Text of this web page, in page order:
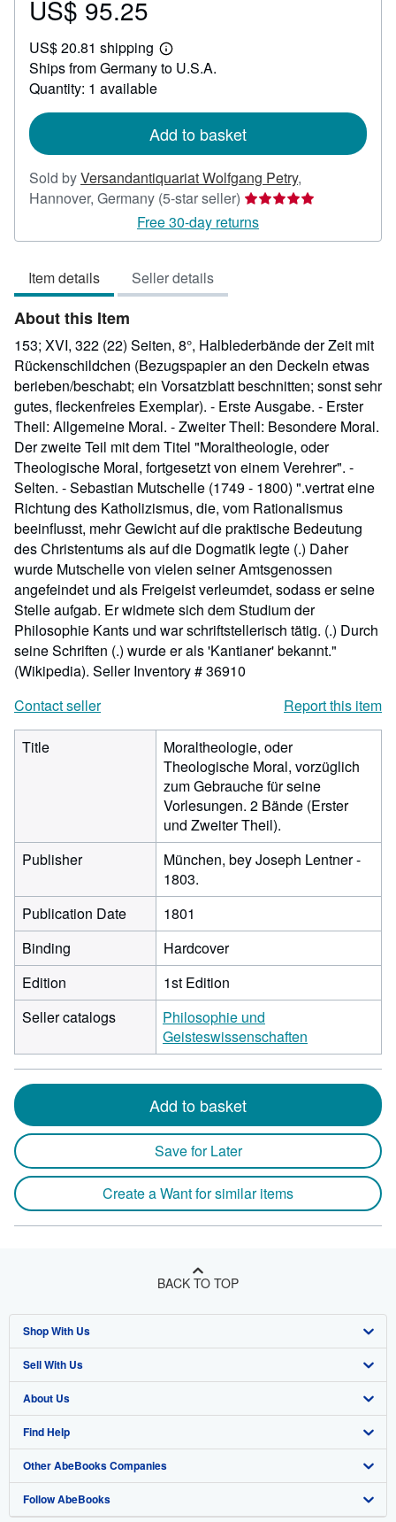
Price
95.25
US$ 95.25
US$ 20.81 shipping
Learn
more
Ships from Germany to U.S.A.
Quantity: 1 available
Add to basket
Sold byVersandantiquariat Wolfgang Petry,
Hannover, Germany (5-star seller) Seller
rating
5
Free 30-day returns
Item details Seller details
About this Item
153; XVI, 322 (22) Seiten, 8°, Halblederbände der Zeit mit
Rückenschildchen (Bezugspapier an den Deckeln etwas
berieben/beschabt; ein Vorsatzblatt beschnitten; sonst sehr
gutes, fleckenfreies Exemplar). - Erste Ausgabe. - Erster
Theil: Allgemeine Moral. - Zweiter Theil: Besondere Moral.
Der zweite Teil mit dem Titel "Moraltheologie, oder
Theologische Moral, fortgesetzt von einem Verehrer". -
Selten. - Sebastian Mutschelle (1749 - 1800) ".vertrat eine
Richtung des Katholizismus, die, vom Rationalismus
beeinflusst, mehr Gewicht auf die praktische Bedeutung
des Christentums als auf die Dogmatik legte (.) Daher
wurde Mutschelle von vielen seiner Amtsgenossen
angefeindet und als Freigeist verleumdet, sodass er seine
Stelle aufgab. Er widmete sich dem Studium der
Philosophie Kants und war schriftstellerisch tätig. (.) Durch
seine Schriften (.) wurde er als 'Kantianer' bekannt."
(Wikipedia). Seller Inventory # 36910
Contact seller
Report this item
Title
Moraltheologie, oder
Theologische Moral, vorzüglich
zum Gebrauche für seine
Vorlesungen. 2 Bände (Erster
und Zweiter Theil).
Publisher
München, bey Joseph Lentner -
1803.
Publication Date
1801
Binding
Hardcover
Edition
1st Edition
Seller catalogs
Philosophie und
Geisteswissenschaften
Add to basket
Save for Later
Create a Want for similar items
BACK TO TOP
Shop With Us
Advanced Search
Browse Collections
My Account
My Orders
View Basket
Sell With Us
Start Selling
Join Our Affiliate Program
Book Buyback
Refer a seller
About Us
About AbeBooks
Media
Careers
Find Help
Help
Customer Support
Other AbeBooks Companies
AbeBooks.co.uk
Follow AbeBooks